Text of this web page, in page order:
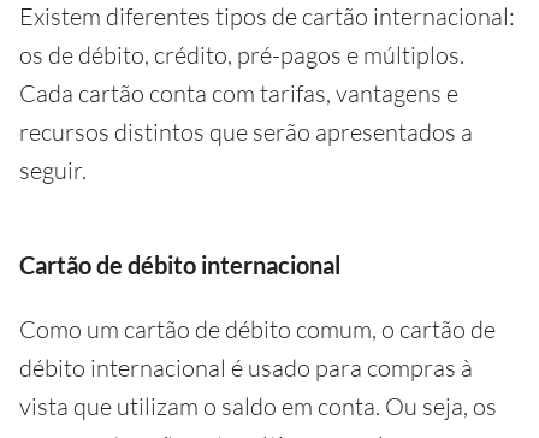
Existem diferentes tipos de cartão internacional:
os de débito, crédito, pré-pagos e múltiplos.
Cada cartão conta com tarifas, vantagens e
recursos distintos que serão apresentados a
seguir.
Cartão de débito internacional
Como um cartão de débito comum, o cartão de
débito internacional é usado para compras à
vista que utilizam o saldo em conta. Ou seja, os